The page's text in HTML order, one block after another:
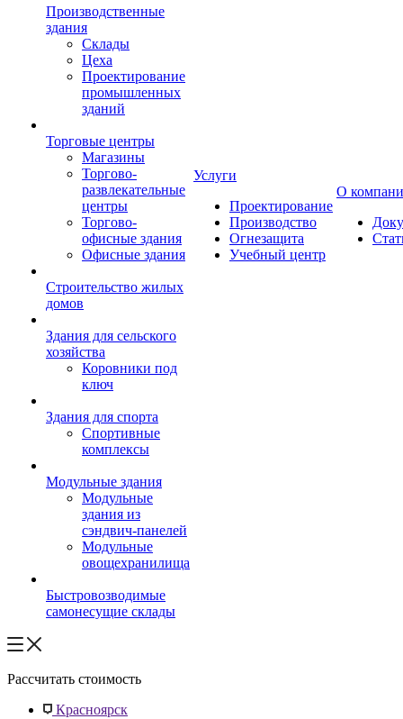
Производственные
здания
Склады
Цеха
Проектирование
промышленных
зданий
Торговые центры
Магазины
Торгово-
развлекательные
центры
Торгово-
офисные здания
Офисные здания
Строительство жилых
домов
Здания для сельского
хозяйства
Коровники под
ключ
Здания для спорта
Спортивные
комплексы
Модульные здания
Модульные
здания из
сэндвич-панелей
Модульные
овощехранилища
Быстровозводимые
самонесущие склады
Услуги
Проектирование
Производство
Огнезащита
Учебный центр
О
Рассчитать стоимость
Красноярск